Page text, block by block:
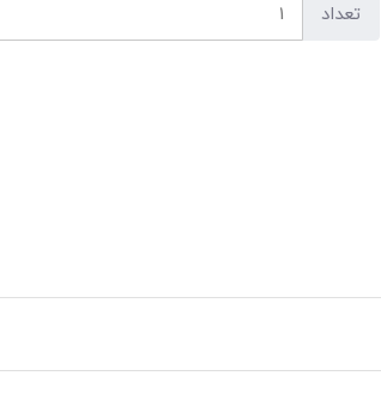
تعداد